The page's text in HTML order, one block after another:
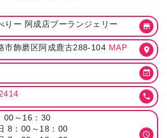
りー 阿成店ブーランジェリー
市飾磨区阿成鹿古288-104 MAP
00～16：30
8：00～18：00